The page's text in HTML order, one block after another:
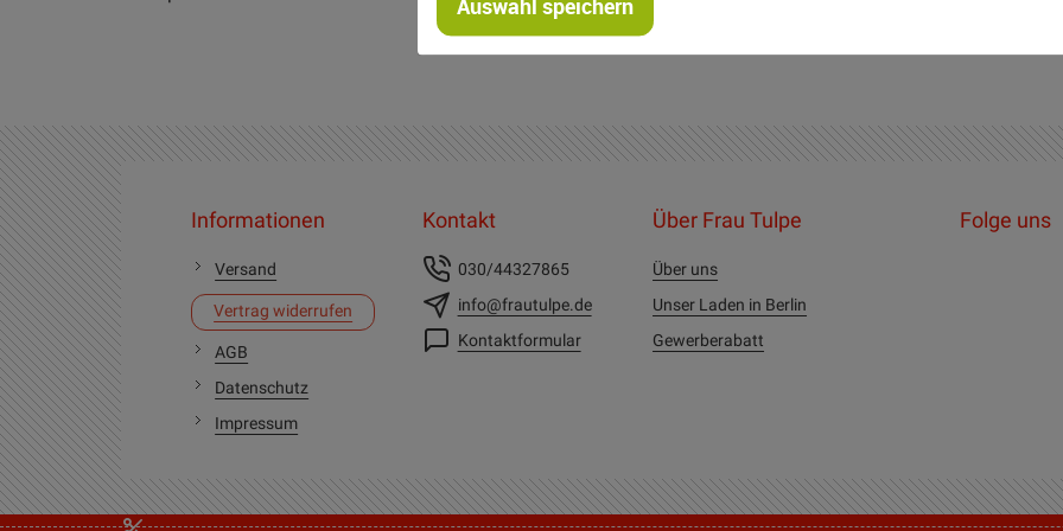
Auswahl speichern
Informationen
Versand
Vertrag widerrufen
AGB
Datenschutz
Impressum
Kontakt
030/44327865
info@frautulpe.de
Kontaktformular
Über Frau Tulpe
Über uns
Unser Laden in Berlin
Gewerberabatt
Folge uns